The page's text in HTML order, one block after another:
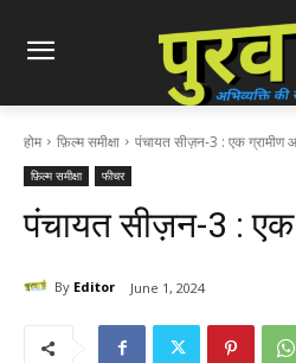
होम फ़िल्म समीक्षा पंचायत सीज़न-3 : एक ग्रामीण
फ़िल्म समीक्षा फीचर
पंचायत सीज़न-3 : एक
By Editor June 1, 2024